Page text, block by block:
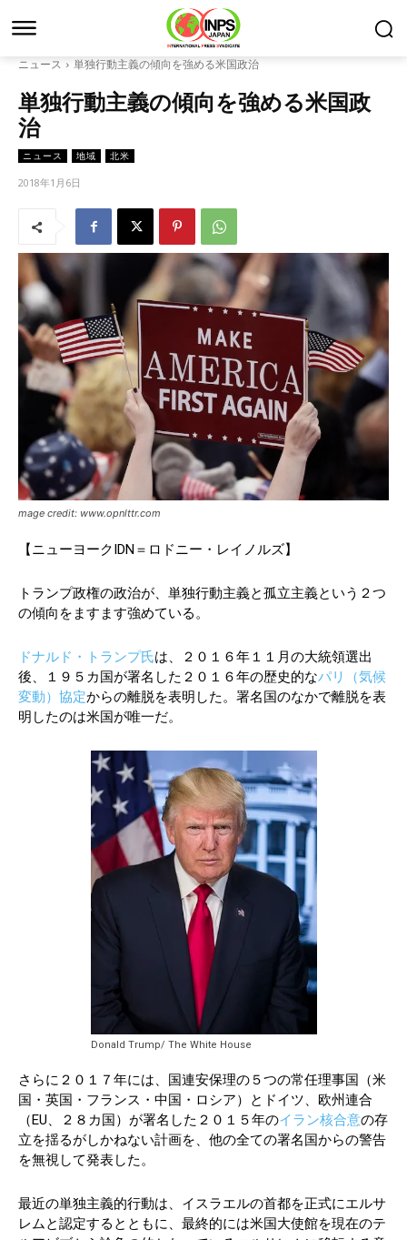
ニュース 単独行動主義の傾向を強める米国政治
単独行動主義の傾向を強める米国政
治
ニュース 地域 北米
2018年1月6日
mage credit: www.opnlttr.com
【ニューヨークIDN＝ロドニー・レイノルズ】
トランプ政権の政治が、単独行動主義と孤立主義という２つ
の傾向をますます強めている。
ドナルド・トランプ氏は、２０１６年１１月の大統領選出
後、１９５カ国が署名した２０１６年の歴史的なパリ（気候
変動）協定からの離脱を表明した。署名国のなかで離脱を表
明したのは米国が唯一だ。
Donald Trump/ The White House
さらに２０１７年には、国連安保理の５つの常任理事国（米
国・英国・フランス・中国・ロシア）とドイツ、欧州連合
（EU、２８カ国）が署名した２０１５年のイラン核合意の存
立を揺るがしかねない計画を、他の全ての署名国からの警告
を無視して発表した。
最近の単独主義的行動は、イスラエルの首都を正式にエルサ
レムと認定するとともに、最終的には米国大使館を現在のテ